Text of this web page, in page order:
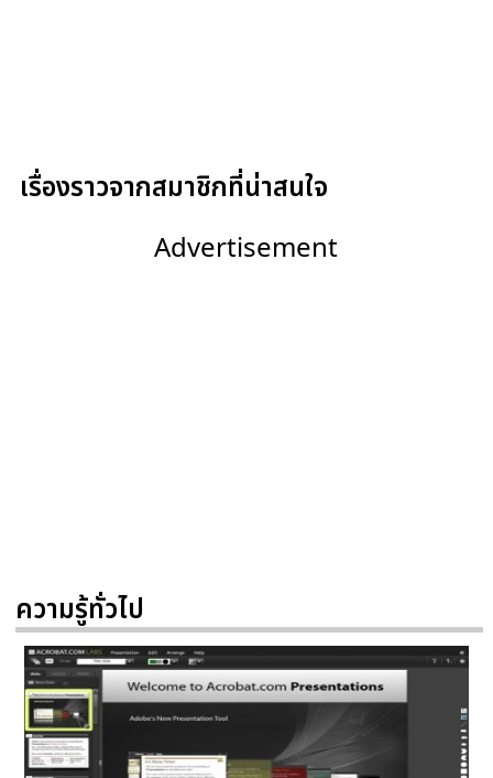
เรื่องราวจากสมาชิกที่น่าสนใจ
Advertisement
ความรู้ทั่วไป